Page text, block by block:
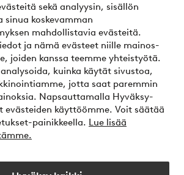
sekä analyysin, sisällön
sinua koskevamman
mahdollistavia evästeitä.
ja nämä evästeet niille mainos-
joiden kanssa teemme yhteistyötä.
kuinka käytät sivustoa,
jotta saat paremmin
Napsauttamalla Hyväksy-
evästeiden käyttöömme. Voit säätää
painikkeella. Lue lisää